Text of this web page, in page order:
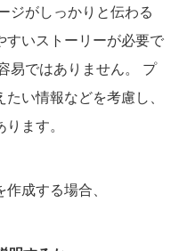
ジがしっかりと伝わる
すいストーリーが必要で
易ではありません。 プ
い情報などを考慮し、
ます。
成する場合、